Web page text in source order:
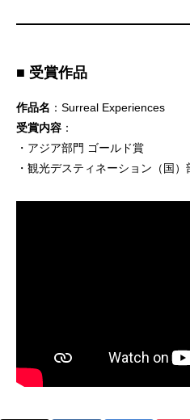
■ 受賞作品
作品名 ：Surreal Experiences
受賞内容 ：
・アジア部門 ゴールド賞
・観光デスティネーション（国